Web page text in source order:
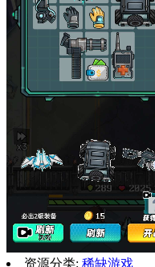
资源分类: 稀缺游戏